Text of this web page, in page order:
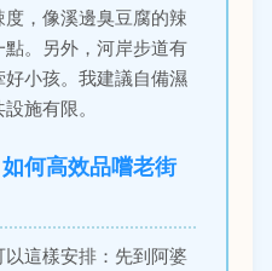
，像溪邊臭豆腐的辣
。另外，河岸步道有
小孩。我建議自備濕
施有限。
何高效品嚐老街
這樣安排：先到阿婆